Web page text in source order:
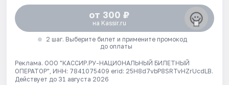
от 300 ₽
на Kassir.ru
2 шаг. Выберите билет и примените промокод
до оплаты
Реклама. ООО "КАССИР.РУ-НАЦИОНАЛЬНЫЙ БИЛЕТНЫЙ
ОПЕРАТОР", ИНН: 7841075409 erid: 25H8d7vbP8SRTvHZrUcdLB.
Действует до 31 августа 2026